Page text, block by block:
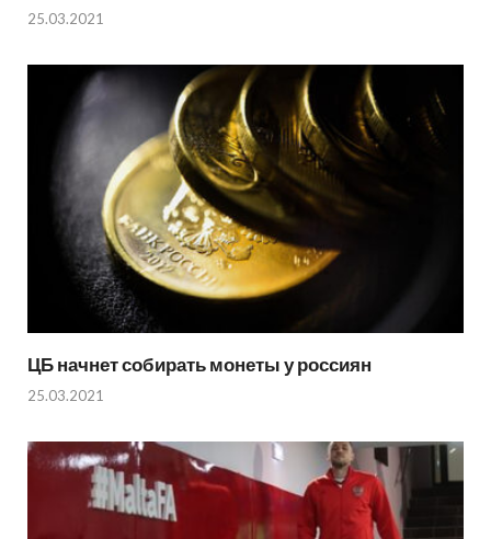
25.03.2021
ЦБ начнет собирать монеты у россиян
25.03.2021